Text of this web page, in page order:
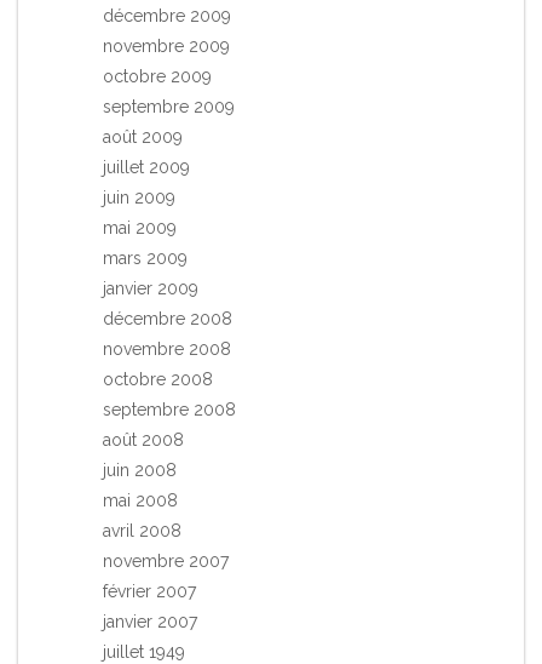
décembre 2009
novembre 2009
octobre 2009
septembre 2009
août 2009
juillet 2009
juin 2009
mai 2009
mars 2009
janvier 2009
décembre 2008
novembre 2008
octobre 2008
septembre 2008
août 2008
juin 2008
mai 2008
avril 2008
novembre 2007
février 2007
janvier 2007
juillet 1949